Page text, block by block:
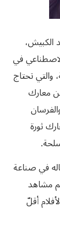
الكبيش،
في
والتي تحتاج
معارك
ثورة
في صناعة
مشاهد
أقلّ